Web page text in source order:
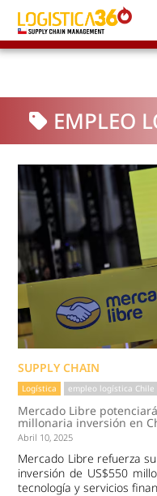
EMPLEO
SUPPLY CHAIN
Logística empleo logística Chile
Mercado Libre
millonaria inversión en
Abril 10, 2025
Mercado Libre refuerza
inversión de US$550
tecnología y servicios